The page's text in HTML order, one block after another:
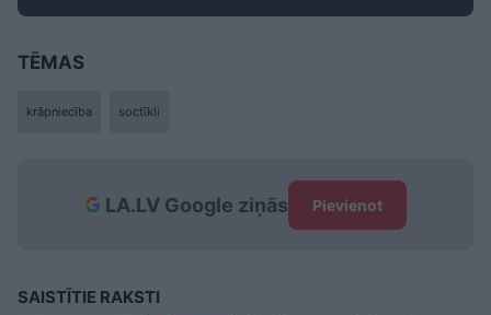
TĒMAS
krāpniecība soctīkli
LA.LV Google ziņās Pievienot
SAISTĪTIE RAKSTI